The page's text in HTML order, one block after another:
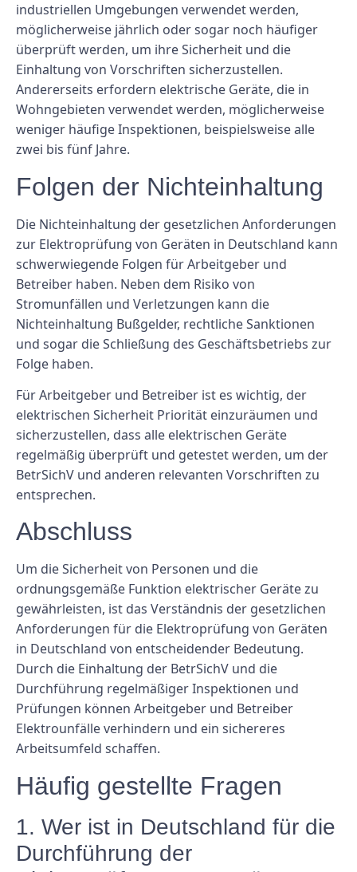
industriellen Umgebungen verwendet werden,
möglicherweise jährlich oder sogar noch häufiger
überprüft werden, um ihre Sicherheit und die
Einhaltung von Vorschriften sicherzustellen.
Andererseits erfordern elektrische Geräte, die in
Wohngebieten verwendet werden, möglicherweise
weniger häufige Inspektionen, beispielsweise alle
zwei bis fünf Jahre.
Folgen der Nichteinhaltung
Die Nichteinhaltung der gesetzlichen Anforderungen
zur Elektroprüfung von Geräten in Deutschland kann
schwerwiegende Folgen für Arbeitgeber und
Betreiber haben. Neben dem Risiko von
Stromunfällen und Verletzungen kann die
Nichteinhaltung Bußgelder, rechtliche Sanktionen
und sogar die Schließung des Geschäftsbetriebs zur
Folge haben.
Für Arbeitgeber und Betreiber ist es wichtig, der
elektrischen Sicherheit Priorität einzuräumen und
sicherzustellen, dass alle elektrischen Geräte
regelmäßig überprüft und getestet werden, um der
BetrSichV und anderen relevanten Vorschriften zu
entsprechen.
Abschluss
Um die Sicherheit von Personen und die
ordnungsgemäße Funktion elektrischer Geräte zu
gewährleisten, ist das Verständnis der gesetzlichen
Anforderungen für die Elektroprüfung von Geräten
in Deutschland von entscheidender Bedeutung.
Durch die Einhaltung der BetrSichV und die
Durchführung regelmäßiger Inspektionen und
Prüfungen können Arbeitgeber und Betreiber
Elektrounfälle verhindern und ein sichereres
Arbeitsumfeld schaffen.
Häufig gestellte Fragen
1. Wer ist in Deutschland für die
Durchführung der